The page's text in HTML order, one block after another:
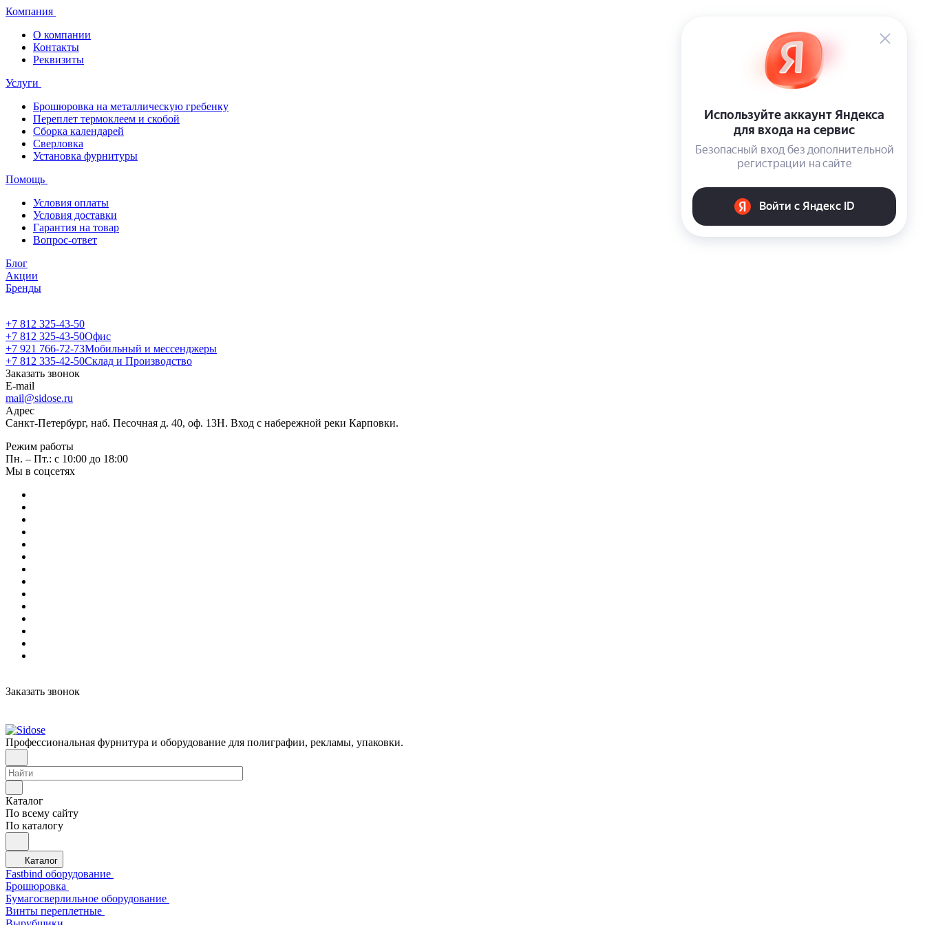
Компания
О компании
Контакты
Реквизиты
Услуги
Брошюровка на металлическую гребенку
Переплет термоклеем и скобой
Сборка календарей
Сверловка
Установка фурнитуры
Помощь
Условия оплаты
Условия доставки
Гарантия на товар
Вопрос-ответ
Блог
Акции
Бренды
+7 812 325-43-50
+7 812 325-43-50Офис
+7 921 766-72-73Мобильный и мессенджеры
+7 812 335-42-50Склад и Производство
Заказать звонок
E-mail
mail@sidose.ru
Адрес
Санкт-Петербург, наб. Песочная д. 40, оф. 13Н. Вход с набережной реки Карповки.
Режим работы
Пн. – Пт.: с 10:00 до 18:00
Мы в соцсетях
Заказать звонок
Профессиональная фурнитура и оборудование для полиграфии, рекламы, упаковки.
Каталог
По всему сайту
По каталогу
Каталог
Fastbind оборудование
Брошюровка
Бумагосверлильное оборудование
Винты переплетные